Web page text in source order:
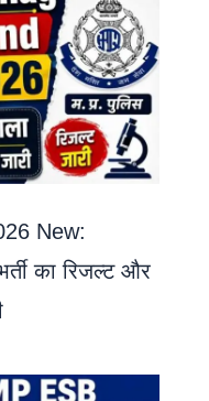
New:
का रिजल्ट और